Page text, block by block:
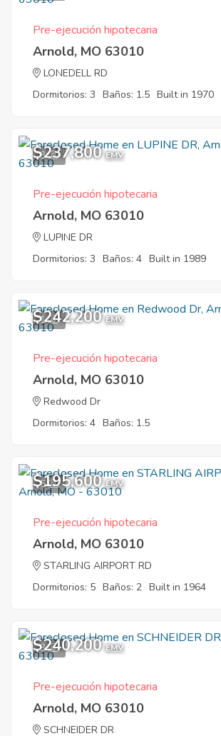
Pre-ejecución hipotecaria
Arnold, MO 63010
LONEDELL RD
Dormitorios: 3 Baños: 1.5 Built in 1970
3
$237,800 EMV
Pre-ejecución hipotecaria
Arnold, MO 63010
LUPINE DR
Dormitorios: 3 Baños: 4 Built in 1989
1
$242,200 EMV
Pre-ejecución hipotecaria
Arnold, MO 63010
Redwood Dr
Dormitorios: 4 Baños: 1.5
5
$195,600 EMV
Pre-ejecución hipotecaria
Arnold, MO 63010
STARLING AIRPORT RD
Dormitorios: 5 Baños: 2 Built in 1964
3
$240,200 EMV
Pre-ejecución hipotecaria
Arnold, MO 63010
SCHNEIDER DR